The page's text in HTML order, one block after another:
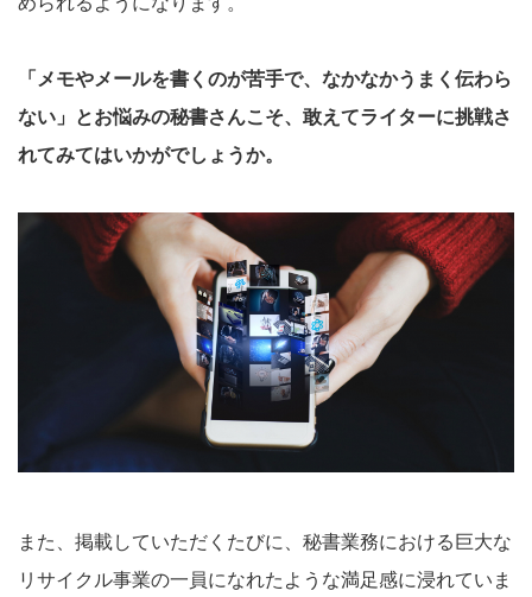
「メモやメールを書くのが苦手で、なかなかうまく伝わら
ない」とお悩みの秘書さんこそ、敢えてライターに挑戦さ
れてみてはいかがでしょうか。
また、掲載していただくたびに、秘書業務における巨大な
リサイクル事業の一員になれたような満足感に浸れていま